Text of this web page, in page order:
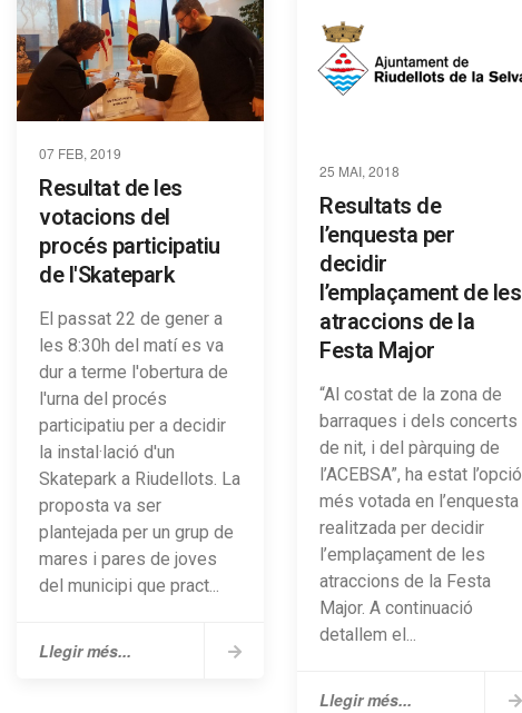
07 FEB, 2019
Resultat de les
votacions del
procés participatiu
de l'Skatepark
El passat 22 de gener a
les 8:30h del matí es va
dur a terme l'obertura de
l'urna del procés
participatiu per a decidir
la instal·lació d'un
Skatepark a Riudellots. La
proposta va ser
plantejada per un grup de
mares i pares de joves
del municipi que pract...
Llegir més...
25 MAI, 2018
Resultats de
l’enquesta per
decidir
l’emplaçament de les
atraccions de la
Festa Major
“Al costat de la zona de
barraques i dels concerts
de nit, i del pàrquing de
l’ACEBSA”, ha estat l’opció
més votada en l’enquesta
realitzada per decidir
l’emplaçament de les
atraccions de la Festa
Major. A continuació
detallem el...
Llegir més...